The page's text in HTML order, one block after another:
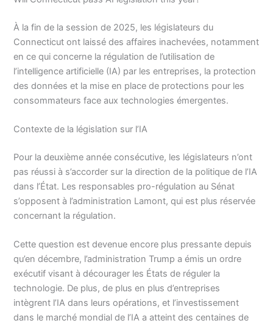
À la fin de la session de 2025, les législateurs du
Connecticut ont laissé des affaires inachevées, notamment
en ce qui concerne la régulation de l’utilisation de
l’intelligence artificielle (IA) par les entreprises, la protection
des données et la mise en place de protections pour les
consommateurs face aux technologies émergentes.
Contexte de la législation sur l’IA
Pour la deuxième année consécutive, les législateurs n’ont
pas réussi à s’accorder sur la direction de la politique de l’IA
dans l’État. Les responsables pro-régulation au Sénat
s’opposent à l’administration Lamont, qui est plus réservée
concernant la régulation.
Cette question est devenue encore plus pressante depuis
qu’en décembre, l’administration Trump a émis un ordre
exécutif visant à décourager les États de réguler la
technologie. De plus, de plus en plus d’entreprises
intègrent l’IA dans leurs opérations, et l’investissement
dans le marché mondial de l’IA a atteint des centaines de